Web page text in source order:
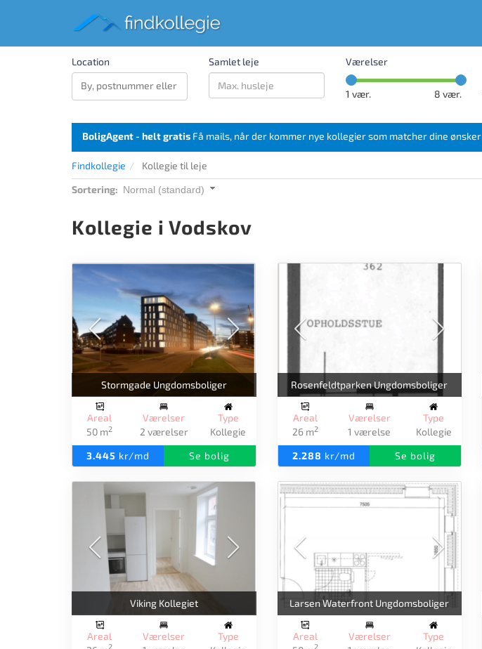
Location Samlet leje Værelser
1 vær. 8 vær.
BoligAgent - helt gratis Få mails, når der kommer nye kollegier som matcher dine ønsker
Findkollegie
Kollegie til leje
Sortering: Normal (standard)
Kollegie i Vodskov
Stormgade Ungdomsboliger
Areal
50 m2
Værelser
2 værelser
Type
Kollegie
3.445 kr/md Se bolig
Rosenfeldtparken Ungdomsboliger
Areal
26 m2
Værelser
1 værelse
Type
Kollegie
2.288 kr/md Se bolig
Viking Kollegiet
Areal
2
Værelser
Type
Larsen Waterfront Ungdomsboliger
Areal
2
Værelser
Type